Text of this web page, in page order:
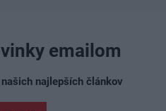
emailom
najlepších článkov